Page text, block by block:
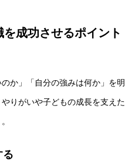
成功させるポイント
か」「自分の強みは何か」を明
りがいや子どもの成長を支えた
る